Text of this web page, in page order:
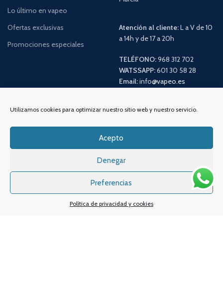
Utilizamos cookies para optimizar nuestro sitio web y nuestro servicio.
Acepto
Denegar
Preferencias
Política de privacidad y cookies
Lo último en vapeo
Ofertas exclusivas
Promociones especiales
Atención al cliente:L a V de 10
a 14h y de 17 a 20h
TELÉFONO:968 312 702
WATSSAPP:601 30 58 28
Email:info@vapeo.es
Sistemas de pagos Sistema de envío